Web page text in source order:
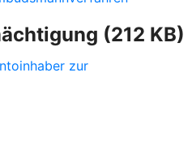
(212 KB)
zur